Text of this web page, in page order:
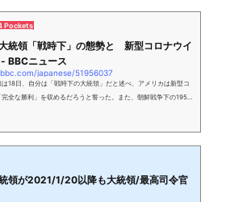
Pockets
統領「戦時下」の態勢と 新型コロナウイ
BBCニュース
japanese/51956037
は18日、自分は「戦時下の大統領」だと述べ、アメリカは新型コ
完全な勝利」を収めるだろうと誓った。また、朝鮮戦争下の1950
領が2021/1/20以降も大統領/最高司令官